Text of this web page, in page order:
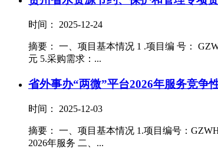
时间： 2025-12-24
摘要： 一、项目基本情况 1 .项目编 号：
元 5.采购需求：...
省外事办“两微”平台2026年服务竞争
时间： 2025-12-03
摘要： 一、项目基本情况 1.项目编号：
2026年服务 二、...